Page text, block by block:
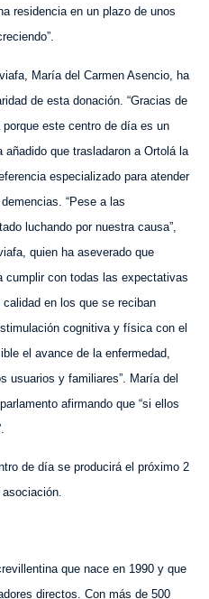
residencia en un plazo de unos
, María del Carmen Asencio, ha
de esta donación. “Gracias de
este centro de día es un
añadido que trasladaron a Ortolá la
especializado para atender
“Pese a las
luchando por nuestra causa”,
quien ha aseverado que
cumplir con todas las expectativas
calidad en los que se reciban
cognitiva y física con el
el avance de la enfermedad,
usuarios y familiares”. María del
afirmando que “si ellos
de día se producirá el próximo 2
que nace en 1990 y que
directos. Con más de 500